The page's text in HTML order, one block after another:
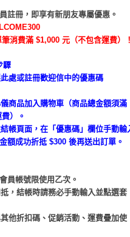
游伃絲／體驗
素人體驗：
游伃絲
文章出處：http://
註冊，即享有新朋友專屬優惠。
消費滿 $1,000 元（不包含運費）！
驟
處或註冊歡迎信中的優惠碼
商品加入購物車（商品總金額須滿
）。
帳頁面，在「 優惠碼 」欄位手動輸
額成功折抵 $300 後再送出訂單。
員帳號限使用乙次。
，結帳時請務必手動輸入並點選套
他折扣碼、促銷活動、運費疊加使